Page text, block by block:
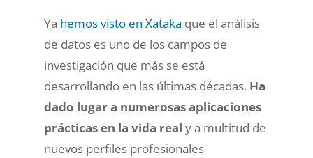
Ya hemos visto en Xataka que el análisis
de datos es uno de los campos de
investigación que más se está
desarrollando en las últimas décadas. Ha
dado lugar a numerosas aplicaciones
prácticas en la vida real y a multitud de
nuevos perfiles profesionales